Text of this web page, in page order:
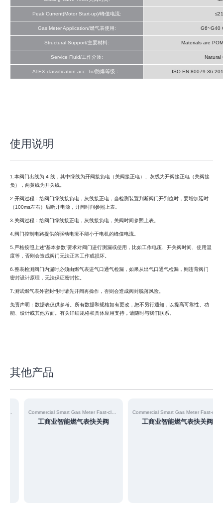
Peak Current(Motor Start-up)/峰值电流:
Gas Meter Application/燃气表使用: G6~G40
Structural Support/主要材料: Materials are
Service Fluid/工作介质: Natural
ATEX classification acc. To/防爆等级： ISO EN 80079-
使用说明
1.本阀门出线为 4 线，其中绿线为开阀接负电（关阀接正电）、灰线为开阀接正电（关阀接
负），两黄线为开关线。
2.开阀过程：给阀门绿线接负电，灰线接正电，当检测装置判断阀门开到位时，要增加延时
（100ms左右）后断开电源，开阀时间参照上表。
3.关阀过程：给阀门绿线接正电，灰线接负电，关阀时间参照上表。
4.阀门控制电路提供的驱动电流不能小于电机的峰值电流。
5.严格按照上述“基本参数”要求对阀门进行测漏或使用，比如工作电压、开关阀时间、使用温
度等，否则会造成阀门无法正常工作或损坏。
6.整表检测阀门内漏时必须由燃气表进气口通气检漏，如果从出气口通气检漏，则违背阀门
密封设计原理，无法保证密封性。
7.测试燃气表外密封性时请先开阀再操作，否则会造成阀封脱落风险。
免责声明：数据表仅供参考。所有数据和规格如有更改，恕不另行通知，以提高可靠性、功
能、设计或其他方面。有关详细规格和具体应用支持，请随时与我们联系。
其他产品
Commercial Smart Gas Meter Fast-closing Valve
工商业智能燃气表快关阀
Commercial Smart Gas Meter Fast-closing Valve
工商业智能燃气表快关阀